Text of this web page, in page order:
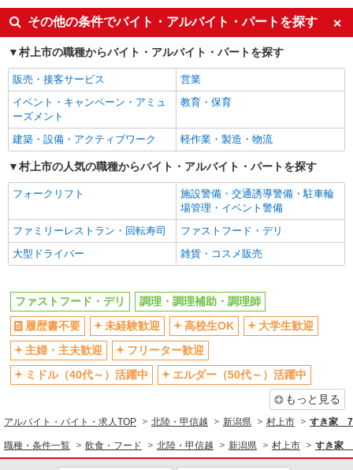
大学生歓迎
ミドル（40代～）活躍中
週2～3日勤務OK
短時間勤務（1日4h以内）OK
深夜
車通勤OK
扶養内勤務OK
交通費支給
社会保険あり
まかない・食事補助
社員登用あり
その他の条件でバイト・アルバイト・パートを探す
村上市の職種からバイト・アルバイト・パートを探す
販売・接客サービス
営業
イベント・キャンペーン・アミュ
ーズメント
教育・保育
建築・設備・アクティブワーク 軽作業・製造・物流
村上市の人気の職種からバイト・アルバイト・パートを探す
フォークリフト
施設警備・交通誘導警備・駐車輪
場管理・イベント警備
ファミリーレストラン・回転寿司
ファストフード・デリ
大型ドライバー
雑貨・コスメ販売
ファストフード・デリ
調理・調理補助・調理師
履歴書不要
未経験歓迎 高校生OK
大学生歓迎
主婦・主夫歓迎
フリーター歓迎
ミドル（40代～）活躍中
エルダー（50代～）活躍中
もっと見る
アルバイト・バイト・求人TOP 北陸・甲信越 新潟県 村上市 すき家 7
職種・条件一覧 飲食・フード 北陸・甲信越 新潟県 村上市 すき家